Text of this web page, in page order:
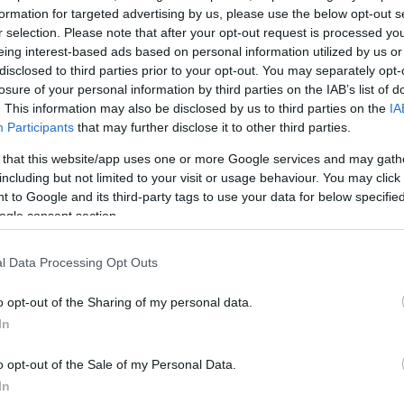
for targeted advertising by us, please use the below opt-out
selection. Please note that after your opt-out request is processed
interest-based ads based on personal information utilized by us
to third parties prior to your opt-out. You may separately
of your personal information by third parties on the IAB’s list of
This information may also be disclosed by us to third parties on the
Participants that may further disclose it to other third parties.
that this website/app uses one or more Google services and may
but not limited to your visit or usage behaviour. You may
to Google and its third-party tags to use your data for below
consent section.
Data Processing Opt Outs
opt-out of the Sharing of my personal data.
opt-out of the Sale of my Personal Data.
le frontiere esterne dell’Unione europea,
a pagare un milione di euro al giorno a Bruxelles
che il tribunale dell’UE ha ordinato
delle regole sull’immigrazione del blocco.
che sostengono Bruxelles, l’Ungheria
insistendo sul fatto che Bruxelles voleva “installare
illegali potessero entrare nel paese.
sottolineando che i due paesi sono d’accordo
dell’UE.
sviluppo nei paesi africani di origine migrante
e educativo, perché si prevede che la
20-25 anni, ha affermato.